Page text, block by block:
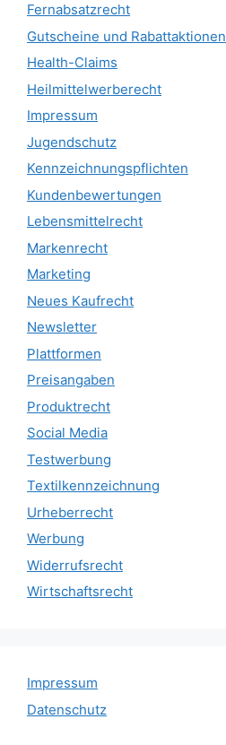
Fernabsatzrecht
Gutscheine und Rabattaktionen
Health-Claims
Heilmittelwerberecht
Impressum
Jugendschutz
Kennzeichnungspflichten
Kundenbewertungen
Lebensmittelrecht
Markenrecht
Marketing
Neues Kaufrecht
Newsletter
Plattformen
Preisangaben
Produktrecht
Social Media
Testwerbung
Textilkennzeichnung
Urheberrecht
Werbung
Widerrufsrecht
Wirtschaftsrecht
Impressum
Datenschutz